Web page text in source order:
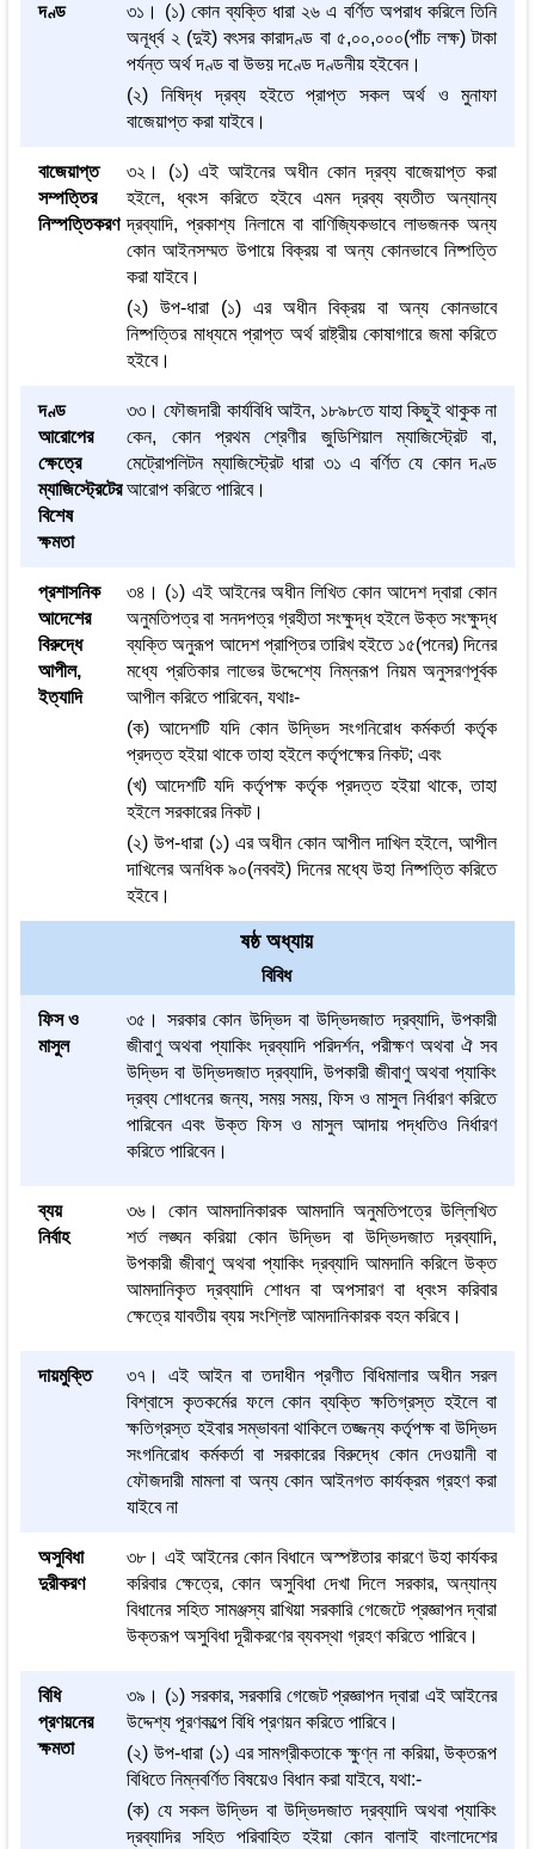
দণ্ড
৩১। (১) কোন ব্যক্তি ধারা ২৬ এ বর্ণিত অপরাধ করিলে তিনি
অনূর্ধ্ব ২ (দুই) বৎসর কারাদণ্ড বা ৫,০০,০০০(পাঁচ লক্ষ) টাকা
পর্যন্ত অর্থ দণ্ড বা উভয় দণ্ডে দণ্ডনীয় হইবেন।
(২) নিষিদ্ধ দ্রব্য হইতে প্রাপ্ত সকল অর্থ ও মুনাফা
বাজেয়াপ্ত করা যাইবে।
বাজেয়াপ্ত
সম্পত্তির
নিস্পত্তিকরণ
৩২। (১) এই আইনের অধীন কোন দ্রব্য বাজেয়াপ্ত করা
হইলে, ধ্বংস করিতে হইবে এমন দ্রব্য ব্যতীত অন্যান্য
দ্রব্যাদি, প্রকাশ্য নিলামে বা বাণিজ্যিকভাবে লাভজনক অন্য
কোন আইনসম্মত উপায়ে বিক্রয় বা অন্য কোনভাবে নিষ্পত্তি
করা যাইবে।
(২) উপ-ধারা (১) এর অধীন বিক্রয় বা অন্য কোনভাবে
নিষ্পত্তির মাধ্যমে প্রাপ্ত অর্থ রাষ্ট্রীয় কোষাগারে জমা করিতে
হইবে।
দণ্ড
আরোপের
ক্ষেত্রে
ম্যাজিস্ট্রেটের
বিশেষ
ক্ষমতা
৩৩। ফৌজদারী কার্যবিধি আইন, ১৮৯৮তে যাহা কিছুই থাকুক না
কেন, কোন প্রথম শ্রেণীর জুডিশিয়াল ম্যাজিস্ট্রেট বা,
মেট্রোপলিটন ম্যাজিস্ট্রেট ধারা ৩১ এ বর্ণিত যে কোন দণ্ড
আরোপ করিতে পারিবে।
প্রশাসনিক
আদেশের
বিরুদ্ধে
আপীল,
ইত্যাদি
৩৪। (১) এই আইনের অধীন লিখিত কোন আদেশ দ্বারা কোন
অনুমতিপত্র বা সনদপত্র গ্রহীতা সংক্ষুদ্ধ হইলে উক্ত সংক্ষুদ্ধ
ব্যক্তি অনুরূপ আদেশ প্রাপ্তির তারিখ হইতে ১৫(পনের) দিনের
মধ্যে প্রতিকার লাভের উদ্দেশ্যে নিম্নরূপ নিয়ম অনুসরণপূর্বক
আপীল করিতে পারিবেন, যথাঃ-
(ক) আদেশটি যদি কোন উদ্ভিদ সংগনিরোধ কর্মকর্তা কর্তৃক
প্রদত্ত হইয়া থাকে তাহা হইলে কর্তৃপক্ষের নিকট; এবং
(খ) আদেশটি যদি কর্তৃপক্ষ কর্তৃক প্রদত্ত হইয়া থাকে, তাহা
হইলে সরকারের নিকট।
(২) উপ-ধারা (১) এর অধীন কোন আপীল দাখিল হইলে, আপীল
দাখিলের অনধিক ৯০(নববই) দিনের মধ্যে উহা নিষ্পত্তি করিতে
হইবে।
ষষ্ঠ অধ্যায়
বিবিধ
ফিস ও
মাসুল
৩৫। সরকার কোন উদ্ভিদ বা উদ্ভিদজাত দ্রব্যাদি, উপকারী
জীবাণু অথবা প্যাকিং দ্রব্যাদি পরিদর্শন, পরীক্ষণ অথবা ঐ সব
উদ্ভিদ বা উদ্ভিদজাত দ্রব্যাদি, উপকারী জীবাণু অথবা প্যাকিং
দ্রব্য শোধনের জন্য, সময় সময়, ফিস ও মাসুল নির্ধারণ করিতে
পারিবেন এবং উক্ত ফিস ও মাসুল আদায় পদ্ধতিও নির্ধারণ
করিতে পারিবেন।
ব্যয়
নির্বাহ
৩৬। কোন আমদানিকারক আমদানি অনুমতিপত্রে উল্লিখিত
শর্ত লঙ্ঘন করিয়া কোন উদ্ভিদ বা উদ্ভিদজাত দ্রব্যাদি,
উপকারী জীবাণু অথবা প্যাকিং দ্রব্যাদি আমদানি করিলে উক্ত
আমদানিকৃত দ্রব্যাদি শোধন বা অপসারণ বা ধ্বংস করিবার
ক্ষেত্রে যাবতীয় ব্যয় সংশ্লিষ্ট আমদানিকারক বহন করিবে।
দায়মুক্তি
৩৭। এই আইন বা তদাধীন প্রণীত বিধিমালার অধীন সরল
বিশ্বাসে কৃতকর্মের ফলে কোন ব্যক্তি ক্ষতিগ্রস্ত হইলে বা
ক্ষতিগ্রস্ত হইবার সম্ভাবনা থাকিলে তজ্জন্য কর্তৃপক্ষ বা উদ্ভিদ
সংগনিরোধ কর্মকর্তা বা সরকারের বিরুদ্ধে কোন দেওয়ানী বা
ফৌজদারী মামলা বা অন্য কোন আইনগত কার্যক্রম গ্রহণ করা
যাইবে না
অসুবিধা
দুরীকরণ
৩৮। এই আইনের কোন বিধানে অস্পষ্টতার কারণে উহা কার্যকর
করিবার ক্ষেত্রে, কোন অসুবিধা দেখা দিলে সরকার, অন্যান্য
বিধানের সহিত সামঞ্জস্য রাখিয়া সরকারি গেজেটে প্রজ্ঞাপন দ্বারা
উক্তরূপ অসুবিধা দূরীকরণের ব্যবস্থা গ্রহণ করিতে পারিবে।
বিধি
প্রণয়নের
ক্ষমতা
৩৯। (১) সরকার, সরকারি গেজেট প্রজ্ঞাপন দ্বারা এই আইনের
উদ্দেশ্য পূরণকল্পে বিধি প্রণয়ন করিতে পারিবে।
(২) উপ-ধারা (১) এর সামগ্রীকতাকে ক্ষুণ্ন না করিয়া, উক্তরূপ
বিধিতে নিম্নবর্ণিত বিষয়েও বিধান করা যাইবে, যথা:-
(ক) যে সকল উদ্ভিদ বা উদ্ভিদজাত দ্রব্যাদি অথবা প্যাকিং
দ্রব্যাদির সহিত পরিবাহিত হইয়া কোন বালাই বাংলাদেশের